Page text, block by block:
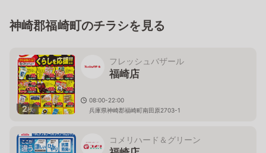
神崎郡福崎町のチラシを見る
2枚
フレッシュバザール
福崎店
08:00-22:00
兵庫県神崎郡福崎町南田原2703-1
コメリハード＆グリーン